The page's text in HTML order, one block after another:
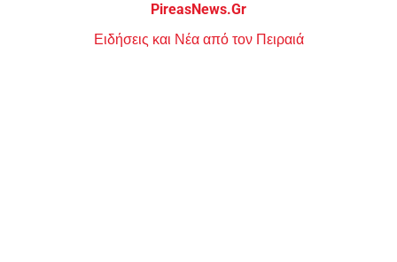
PireasNews.Gr
Ειδήσεις και Νέα από τον Πειραιά